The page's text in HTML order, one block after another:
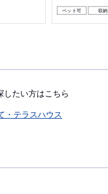
ペット可 収納
したい方はこちら
・テラスハウス